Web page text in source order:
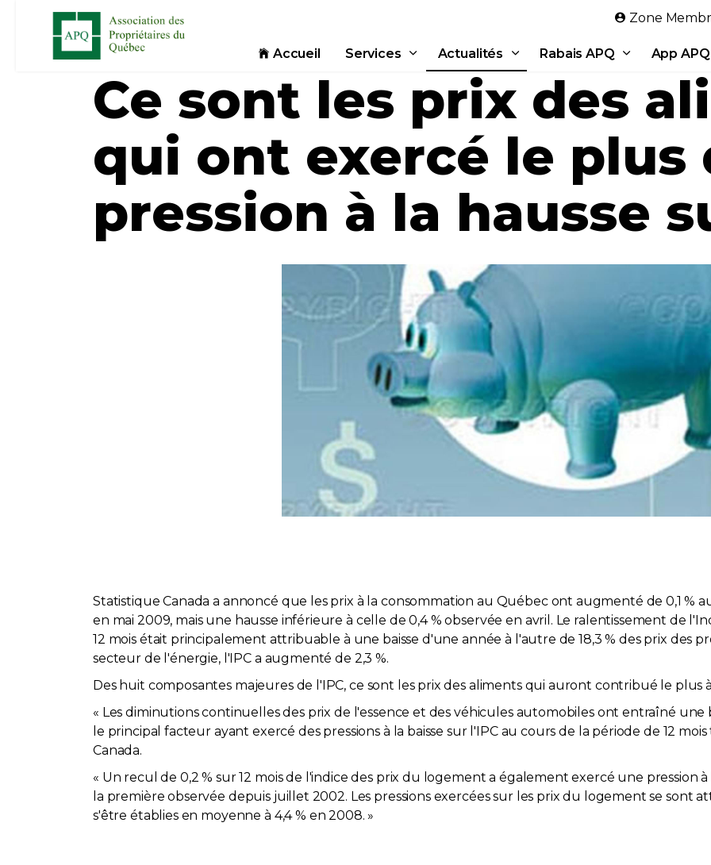
Accueil Services Actualités Rabais APQ App APQ
Zone
Ce sont les prix des
qui ont exercé le plus
pression à la hausse
Statistique Canada a annoncé que les prix à la consommation au Québec ont augmenté de 0,1 %
en mai 2009, mais une hausse inférieure à celle de 0,4 % observée en avril. Le ralentissement de
12 mois était principalement attribuable à une baisse d'une année à l'autre de 18,3 % des prix des
secteur de l'énergie, l'IPC a augmenté de 2,3 %.
Des huit composantes majeures de l'IPC, ce sont les prix des aliments qui auront contribué le plus
« Les diminutions continuelles des prix de l'essence et des véhicules automobiles ont entraîné une
le principal facteur ayant exercé des pressions à la baisse sur l'IPC au cours de la période de 12
Canada.
« Un recul de 0,2 % sur 12 mois de l'indice des prix du logement a également exercé une pression à
la première observée depuis juillet 2002. Les pressions exercées sur les prix du logement se sont
s'être établies en moyenne à 4,4 % en 2008. »